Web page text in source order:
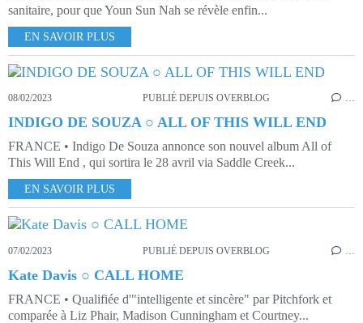
sanitaire, pour que Youn Sun Nah se révèle enfin...
EN SAVOIR PLUS
08/02/2023 PUBLIÉ DEPUIS OVERBLOG …
INDIGO DE SOUZA ○ ALL OF THIS WILL END
FRANCE • Indigo De Souza annonce son nouvel album All of
This Will End , qui sortira le 28 avril via Saddle Creek...
EN SAVOIR PLUS
07/02/2023 PUBLIÉ DEPUIS OVERBLOG
Kate Davis ○ CALL HOME
FRANCE • Qualifiée d'"intelligente et sincère" par Pitchfork et
comparée à Liz Phair, Madison Cunningham et Courtney...